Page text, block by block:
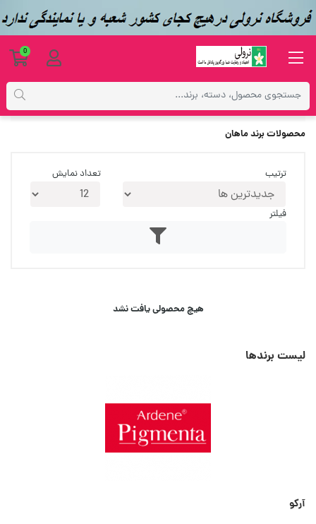
محصولات برند ماهان
ترتیب تعداد نمایش
فیلتر
هیچ محصولی یافت نشد
لیست برندها
آرکو
0